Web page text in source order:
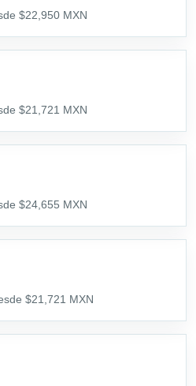
$22,950 MXN
$21,721 MXN
$24,655 MXN
$21,721 MXN